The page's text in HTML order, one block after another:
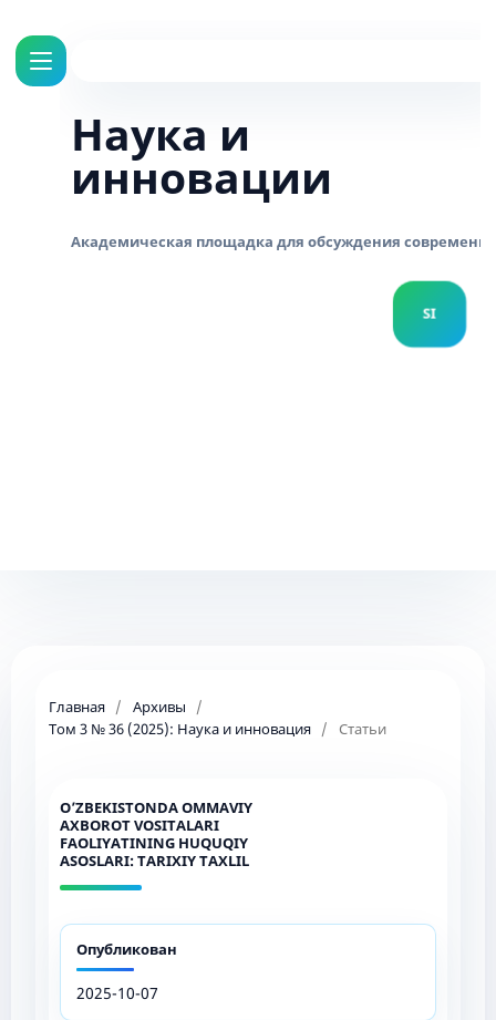
Наука и
инновации
Главная / Архивы
/
Том 3 № 36 (2025): Наука и инновация / Статьи
O’ZBEKISTONDA OMMAVIY
AXBOROT VOSITALARI
FAOLIYATINING HUQUQIY
ASOSLARI: TARIXIY TAXLIL
Опубликован
2025-10-07